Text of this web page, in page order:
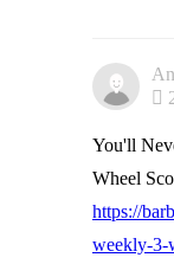
You'll
Wheel
https://
weekly-3-